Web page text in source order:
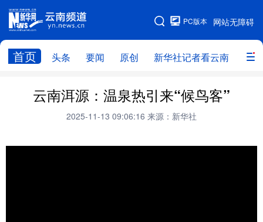
网站无障碍
PC版本
首页 头条 要闻 原创 新华社记者看云南 政务
网站地图
头条 云南要闻 本网原创
新华社记者看云南 政务
云南洱源：温泉热引来“候鸟客”
2025-11-13 09:06:16 来源：新华社